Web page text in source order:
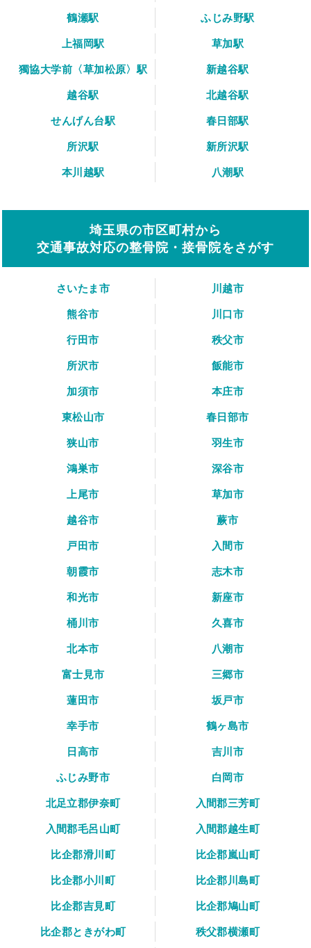
鶴瀬駅
ふじみ野駅
上福岡駅
草加駅
獨協大学前〈草加松原〉駅
新越谷駅
越谷駅
北越谷駅
せんげん台駅
春日部駅
所沢駅
新所沢駅
本川越駅
八潮駅
埼玉県の市区町村から
交通事故対応の整骨院・接骨院をさがす
さいたま市
川越市
熊谷市
川口市
行田市
秩父市
所沢市
飯能市
加須市
本庄市
東松山市
春日部市
狭山市
羽生市
鴻巣市
深谷市
上尾市
草加市
越谷市
蕨市
戸田市
入間市
朝霞市
志木市
和光市
新座市
桶川市
久喜市
北本市
八潮市
富士見市
三郷市
蓮田市
坂戸市
幸手市
鶴ヶ島市
日高市
吉川市
ふじみ野市
白岡市
北足立郡伊奈町
入間郡三芳町
入間郡毛呂山町
入間郡越生町
比企郡滑川町
比企郡嵐山町
比企郡小川町
比企郡川島町
比企郡吉見町
比企郡鳩山町
比企郡ときがわ町
秩父郡横瀬町